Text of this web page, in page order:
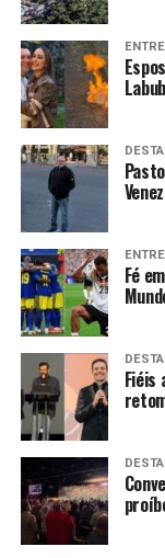
Fé
Fiéis